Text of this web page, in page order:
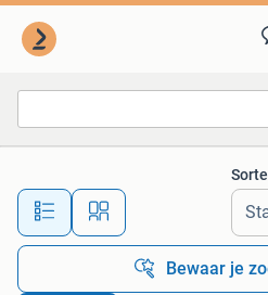
Alle
Bewaar je